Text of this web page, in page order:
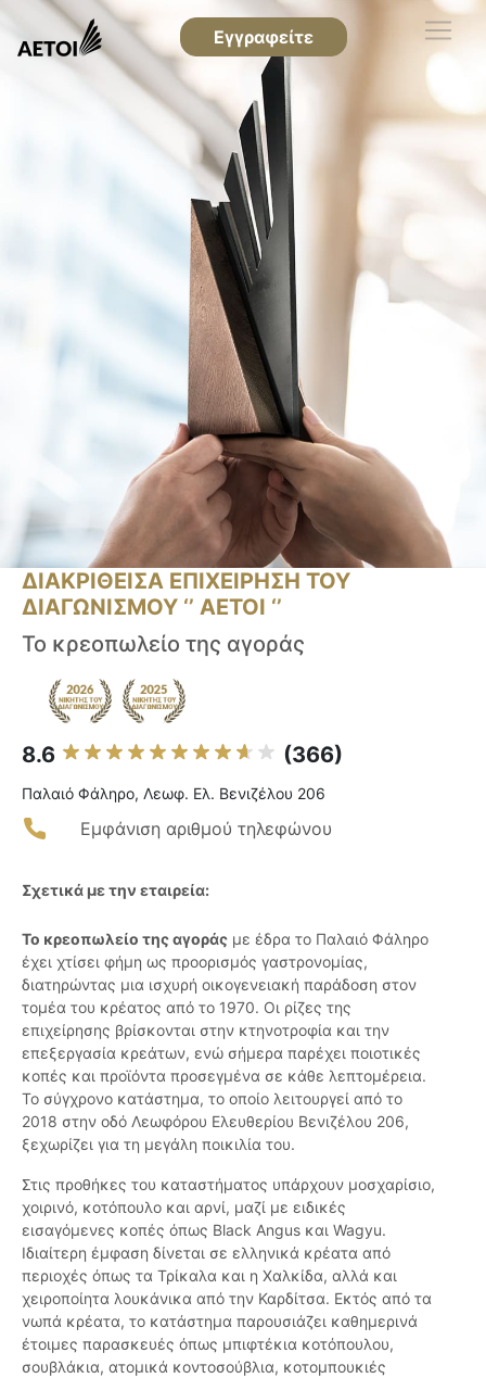
Εγγραφείτε
ΔΙΑΚΡΙΘΕΙΣΑ ΕΠΙΧΕΙΡΗΣΗ ΤΟΥ
ΔΙΑΓΩΝΙΣΜΟΥ ‘’ ΑΕΤΟΙ ‘’
Το κρεοπωλείο της αγοράς
8.6 (366)
Παλαιό Φάληρο, Λεωφ. Ελ. Βενιζέλου 206
Εμφάνιση αριθμού τηλεφώνου
Σχετικά με την εταιρεία:
Το κρεοπωλείο της αγοράς με έδρα το Παλαιό Φάληρο
έχει χτίσει φήμη ως προορισμός γαστρονομίας,
διατηρώντας μια ισχυρή οικογενειακή παράδοση στον
τομέα του κρέατος από το 1970. Οι ρίζες της
επιχείρησης βρίσκονται στην κτηνοτροφία και την
επεξεργασία κρεάτων, ενώ σήμερα παρέχει ποιοτικές
κοπές και προϊόντα προσεγμένα σε κάθε λεπτομέρεια.
Το σύγχρονο κατάστημα, το οποίο λειτουργεί από το
2018 στην οδό Λεωφόρου Ελευθερίου Βενιζέλου 206,
ξεχωρίζει για τη μεγάλη ποικιλία του.
Στις προθήκες του καταστήματος υπάρχουν μοσχαρίσιο,
χοιρινό, κοτόπουλο και αρνί, μαζί με ειδικές
εισαγόμενες κοπές όπως Black Angus και Wagyu.
Ιδιαίτερη έμφαση δίνεται σε ελληνικά κρέατα από
περιοχές όπως τα Τρίκαλα και η Χαλκίδα, αλλά και
χειροποίητα λουκάνικα από την Καρδίτσα. Εκτός από τα
νωπά κρέατα, το κατάστημα παρουσιάζει καθημερινά
έτοιμες παρασκευές όπως μπιφτέκια κοτόπουλου,
σουβλάκια, ατομικά κοντοσούβλια, κοτομπουκιές